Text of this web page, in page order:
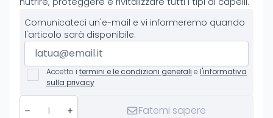
Comunicateci un'e-mail e vi informeremo quando
l'articolo sarà disponibile.
Accetto i termini e le condizioni generali e l'informativa
sulla privacy
Fatemi sapere